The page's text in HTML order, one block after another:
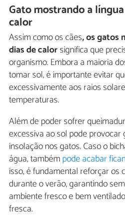
Gato mostrando a
calor
Assim como os cães, os gatos
dias de calorsignifica que
organismo. Embora a maioria
tomar sol, é importante evitar
excessivamente aos raios
temperaturas.
Além de poder sofrer
excessiva ao sol pode
insolação nos gatos. Caso o
água, tambémpode acabar
isso, é fundamental reforçar os
durante o verão, garantindo
ambiente fresco e bem
fresca.